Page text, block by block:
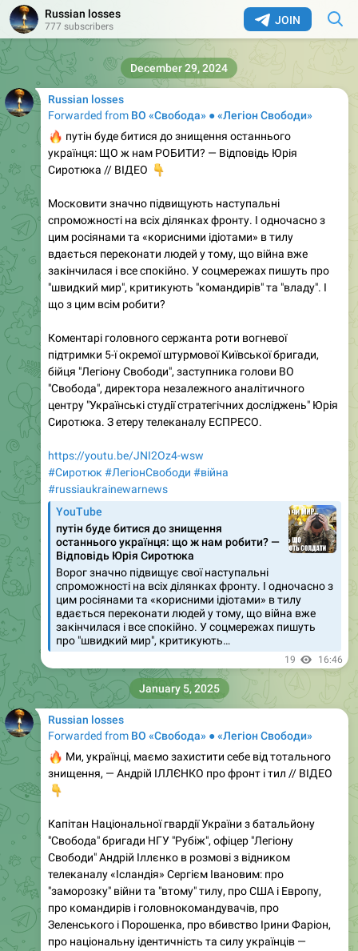
JOIN
Russian losses
777 subscribers
Russian losses
Forwarded from ВО «Свобода» ● «Легіон Свободи»
путін буде битися до знищення останнього
українця: ЩО ж нам РОБИТИ? — Відповідь Юрія
Сиротюка // ВІДЕО
👇
Московити значно підвищують наступальні
спроможності на всіх ділянках фронту. І одночасно з
цим росіянами та «корисними ідіотами» в тилу
вдається переконати людей у тому, що війна вже
закінчилася і все спокійно. У соцмережах пишуть про
"швидкий мир", критикують "командирів" та "владу". І
що з цим всім робити?
Коментарі головного сержанта роти вогневої
підтримки 5-ї окремої штурмової Київської бригади,
бійця "Легіону Свободи", заступника голови ВО
"Свобода", директора незалежного аналітичного
центру "Українські студії стратегічних досліджень" Юрія
Сиротюка. З етеру телеканалу ЕСПРЕСО.
https://youtu.be/JNI2Oz4-wsw
#Сиротюк #ЛегіонСвободи #війна
#russiaukrainewarnews
YouTube
путін буде битися до знищення
останнього українця: що ж нам робити? —
Відповідь Юрія Сиротюка
Ворог значно підвищує свої наступальні
спроможності на всіх ділянках фронту. І одночасно з
цим росіянами та «корисними ідіотами» в тилу
вдається переконати людей у тому, що війна вже
закінчилася і все спокійно. У соцмережах пишуть
про "швидкий мир", критикують…
19 16:46
December 29, 2024
Russian losses
Forwarded from ВО «Свобода» ● «Легіон Свободи»
Ми, українці, маємо захистити себе від тотального
знищення, — Андрій ІЛЛЄНКО про фронт і тил // ВІДЕО
Капітан Національної гвардії України з батальйону
"Свобода" бригади НГУ "Рубіж", офіцер "Легіону
Свободи" Андрій Іллєнко в розмові з відником
телеканалу «Ісландія» Сергієм Івановим: про
"заморозку" війни та "втому" тилу, про США і Европу,
про командирів і головнокомандувачів, про
Зеленського і Порошенка, про вбивство Ірини Фаріон,
про національну ідентичність та силу українців —
January 5, 2025